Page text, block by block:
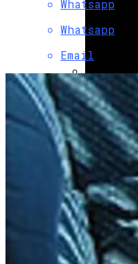
Руках
Смартфон
Whatsapp
Whatsapp
Email